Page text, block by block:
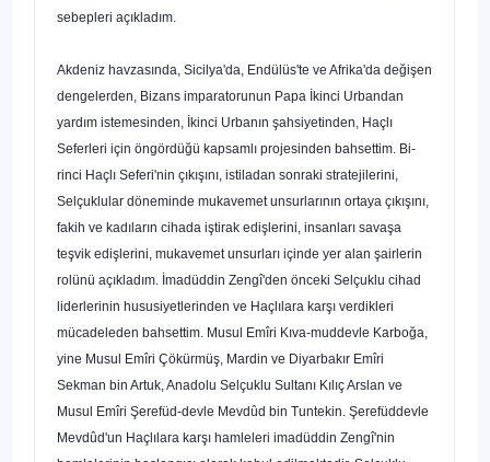
sebep­leri açıkladım.
Akdeniz havzasında, Sicilya'da, Endülüs'te ve Afrika'da değişen
dengelerden, Bizans imparatorunun Papa İkinci Urbandan
yardım istemesinden, İkinci Urbanın şahsiyetinden, Haçlı
Seferleri için öngördüğü kapsamlı projesinden bahsettim. Bi­
rinci Haçlı Seferi'nin çıkışını, istiladan sonraki stratejilerini,
Selçuklular döneminde mukavemet unsurlarının ortaya çıkışını,
fakih ve kadıların cihada iştirak edişlerini, insanları savaşa
teşvik edişlerini, mukavemet unsurları içinde yer alan şairlerin
rolü­nü açıkladım. İmadüddin Zengî'den önceki Selçuklu cihad
liderlerinin hususiyetle­rinden ve Haçlılara karşı verdikleri
mücadeleden bahsettim. Musul Emîri Kıva-muddevle Karboğa,
yine Musul Emîri Çökürmüş, Mardin ve Diyarbakır Emîri
Sekman bin Artuk, Anadolu Selçuklu Sultanı Kılıç Arslan ve
Musul Emîri Şerefüd-devle Mevdûd bin Tuntekin. Şerefüddevle
Mevdûd'un Haçlılara karşı hamleleri imadüddin Zengî'nin